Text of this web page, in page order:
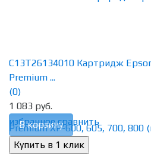
избранное сравнить
C13T26134010 Картридж
Premium ...
(0)
1 083 руб.
В корзину